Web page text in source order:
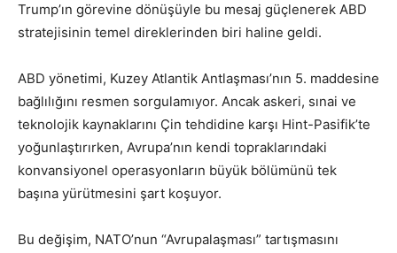
Trump’ın görevine dönüşüyle bu mesaj güçlenerek ABD
stratejisinin temel direklerinden biri haline geldi.
ABD yönetimi, Kuzey Atlantik Antlaşması’nın 5. maddesine
bağlılığını resmen sorgulamıyor. Ancak askeri, sınai ve
teknolojik kaynaklarını Çin tehdidine karşı Hint-Pasifik’te
yoğunlaştırırken, Avrupa’nın kendi topraklarındaki
konvansiyonel operasyonların büyük bölümünü tek
başına yürütmesini şart koşuyor.
Bu değişim, NATO’nun “Avrupalaşması” tartışmasını